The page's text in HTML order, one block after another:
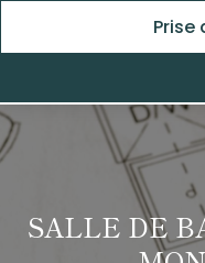
Prise
SALLE DE